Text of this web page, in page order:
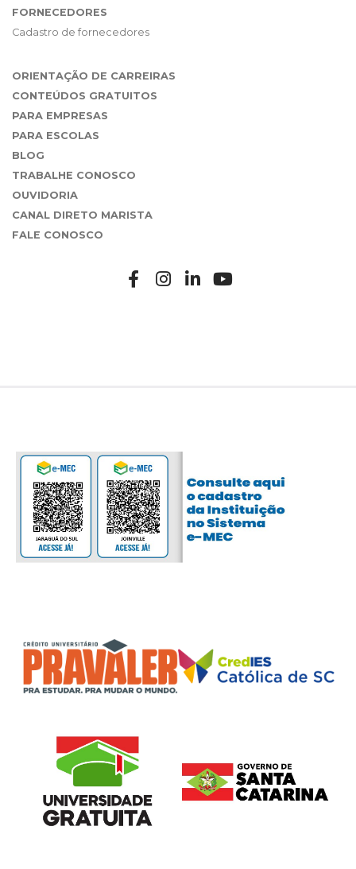
FORNECEDORES
Cadastro de fornecedores
ORIENTAÇÃO DE CARREIRAS
CONTEÚDOS GRATUITOS
PARA EMPRESAS
PARA ESCOLAS
BLOG
TRABALHE CONOSCO
OUVIDORIA
CANAL DIRETO MARISTA
FALE CONOSCO